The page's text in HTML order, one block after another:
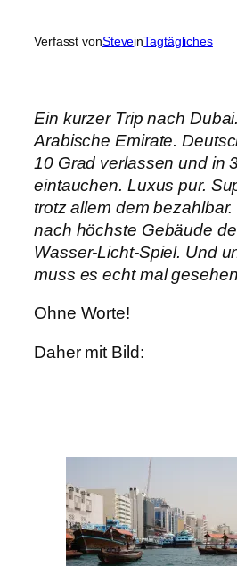
Verfasst vonSteveinTagtägliches
Ein kurzer Trip nach
Arabische Emirate.
10 Grad verlassen und in
eintauchen. Luxus pur.
trotz allem dem
nach höchste Gebäude
Wasser-Licht-Spiel. Und
muss es echt mal
Ohne Worte!
Daher mit Bild: